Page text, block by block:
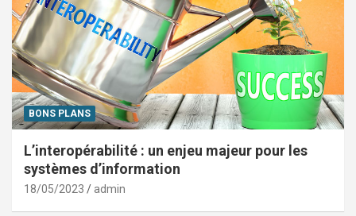
BONS PLANS
L’interopérabilité : un enjeu majeur pour les
systèmes d’information
18/05/2023 admin